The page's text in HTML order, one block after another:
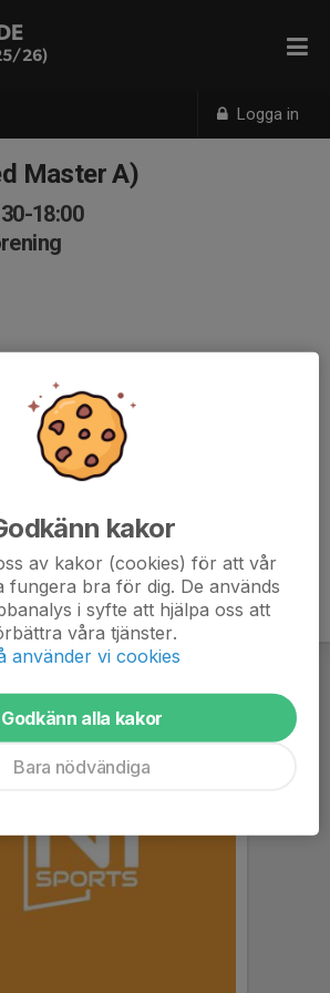
Logga in
26)
Master A)
18:00
kakor
av kakor (cookies) för att vår
fungera bra för dig. De används
i syfte att hjälpa oss att
våra tjänster.
använder vi cookies
Godkänn alla kakor
Bara nödvändiga